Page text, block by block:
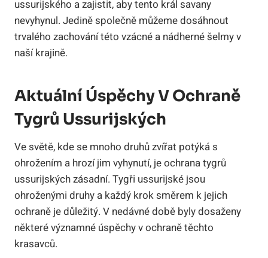
ussurijského a zajistit, aby tento král savany
nevyhynul. Jedině společně můžeme dosáhnout
trvalého zachování této vzácné a nádherné šelmy v
naší krajině.
Aktuální Úspěchy V Ochraně
Tygrů Ussurijských
Ve světě, kde se mnoho druhů zvířat potýká s
ohrožením a hrozí jim vyhynutí, je ochrana tygrů
ussurijských zásadní. Tygři ussurijské jsou
ohroženými druhy a každý krok směrem k jejich
ochraně je důležitý. V nedávné době byly dosaženy
některé významné úspěchy v ochraně těchto
krasavců.